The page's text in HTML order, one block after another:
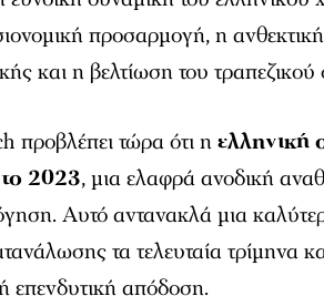
προσαρμογή, η
και η βελτίωση του
προβλέπει τώρα ότι ηελληνική
2023, μια ελαφρά ανοδική
Αυτό αντανακλά μια
τα τελευταία τρίμηνα
επενδυτική απόδοση.